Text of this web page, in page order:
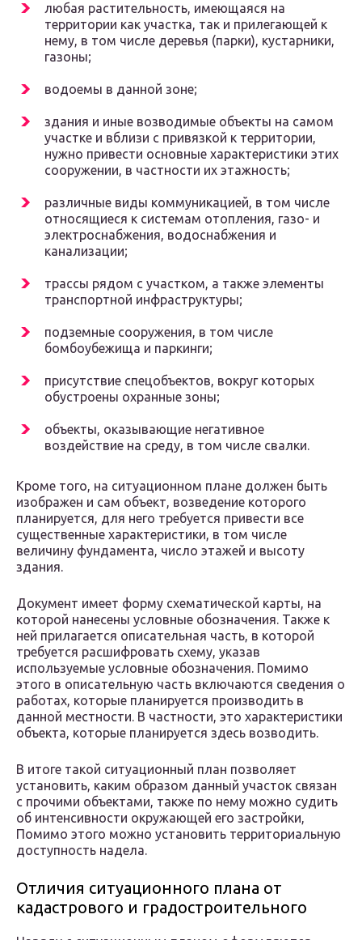
любая растительность, имеющаяся на
территории как участка, так и прилегающей к
нему, в том числе деревья (парки), кустарники,
газоны;
водоемы в данной зоне;
здания и иные возводимые объекты на самом
участке и вблизи с привязкой к территории,
нужно привести основные характеристики этих
сооружении, в частности их этажность;
различные виды коммуникацией, в том числе
относящиеся к системам отопления, газо- и
электроснабжения, водоснабжения и
канализации;
трассы рядом с участком, а также элементы
транспортной инфраструктуры;
подземные сооружения, в том числе
бомбоубежища и паркинги;
присутствие спецобъектов, вокруг которых
обустроены охранные зоны;
объекты, оказывающие негативное
воздействие на среду, в том числе свалки.
Кроме того, на ситуационном плане должен быть
изображен и сам объект, возведение которого
планируется, для него требуется привести все
существенные характеристики, в том числе
величину фундамента, число этажей и высоту
здания.
Документ имеет форму схематической карты, на
которой нанесены условные обозначения. Также к
ней прилагается описательная часть, в которой
требуется расшифровать схему, указав
используемые условные обозначения. Помимо
этого в описательную часть включаются сведения о
работах, которые планируется производить в
данной местности. В частности, это характеристики
объекта, которые планируется здесь возводить.
В итоге такой ситуационный план позволяет
установить, каким образом данный участок связан
с прочими объектами, также по нему можно судить
об интенсивности окружающей его застройки,
Помимо этого можно установить территориальную
доступность надела.
Отличия ситуационного плана от
кадастрового и градостроительного